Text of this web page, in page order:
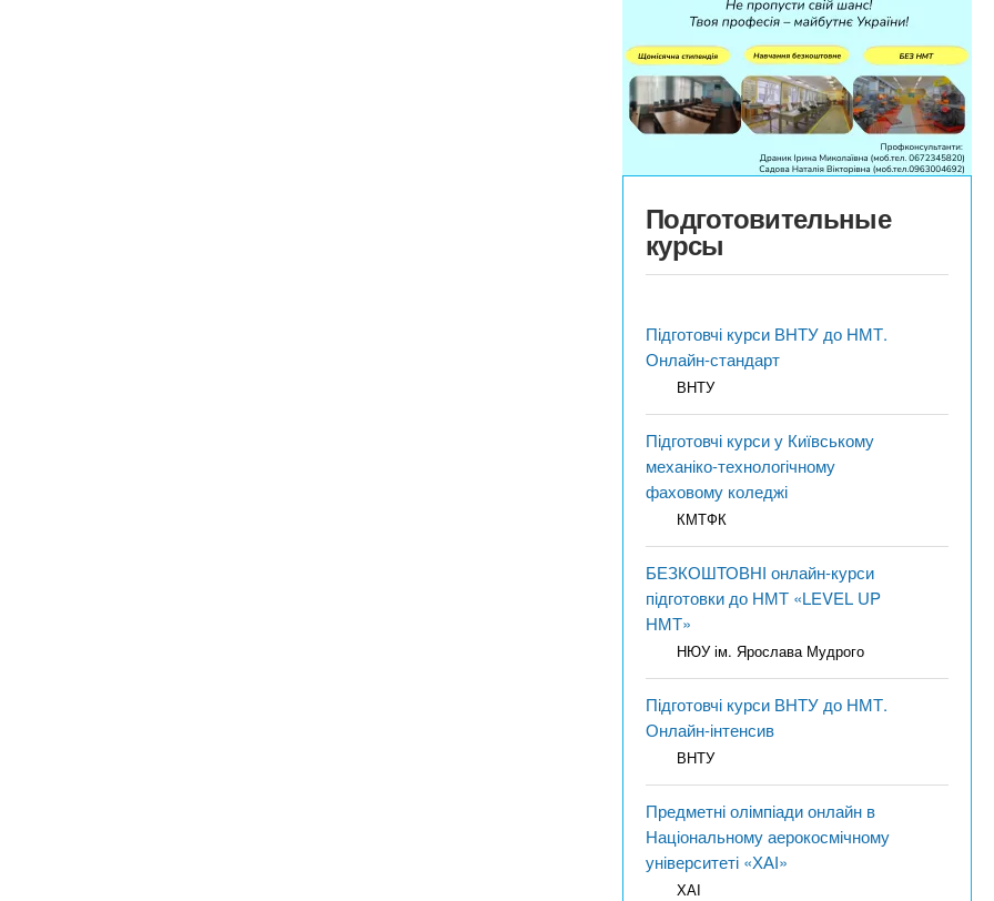
Подготовительные
курсы
Підготовчі курси ВНТУ до НМТ.
Онлайн-стандарт
ВНТУ
Підготовчі курси у Київському
механіко-технологічному
фаховому коледжі
КМТФК
БЕЗКОШТОВНІ онлайн-курси
підготовки до НМТ «LEVEL UP
НМТ»
НЮУ ім. Ярослава Мудрого
Підготовчі курси ВНТУ до НМТ.
Онлайн-інтенсив
ВНТУ
Предметні олімпіади онлайн в
Національному аерокосмічному
університеті «ХАІ»
ХАІ